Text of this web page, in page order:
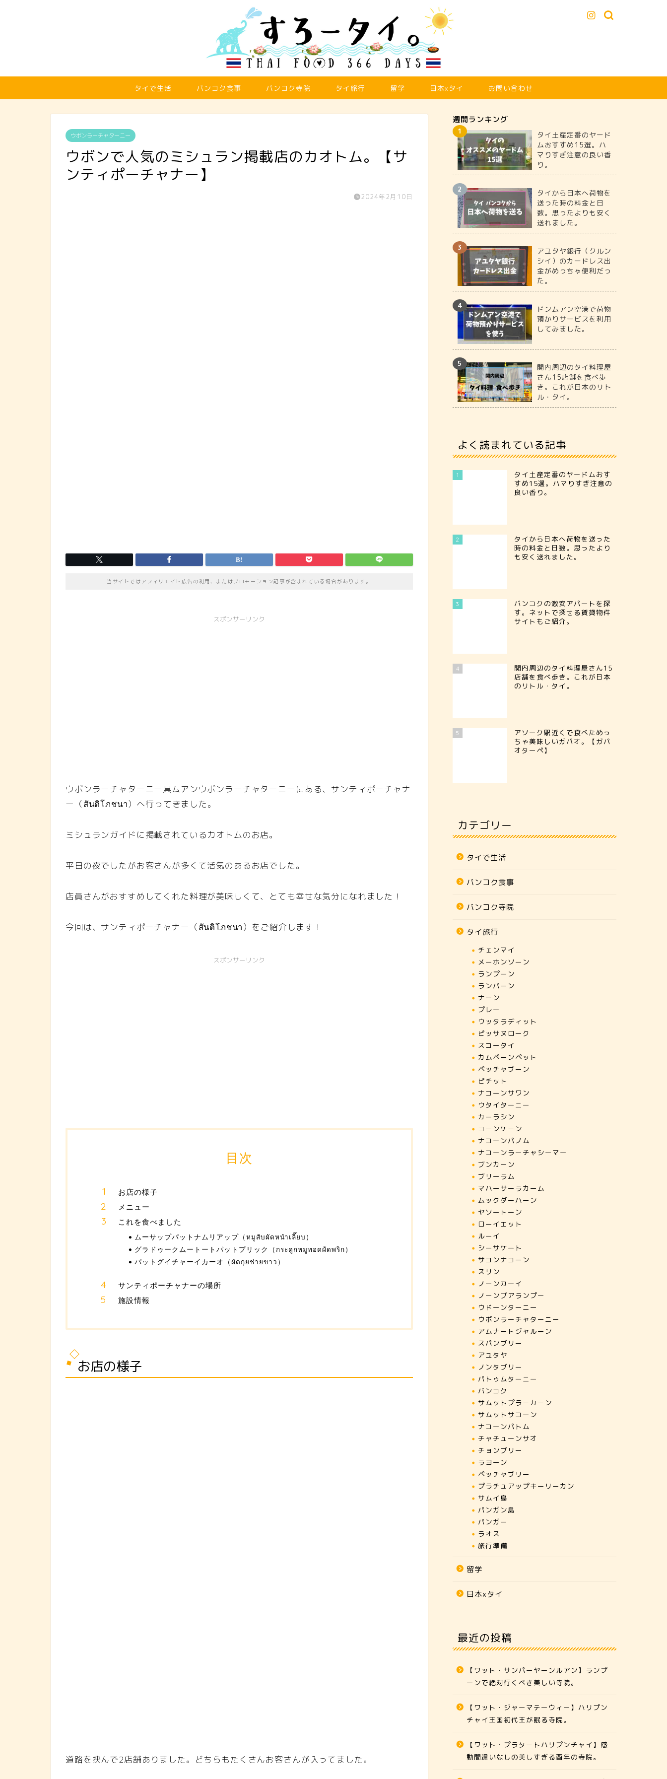
タイで生活 バンコク食事 バンコク寺院 タイ旅行 留学 日本xタイ お問い合わせ
ウボンラーチャターニー
ウボンで人気のミシュラン掲載店のカオトム。【サ
ンティポーチャナー】
2024年2月10日
当サイトではアフィリエイト広告の利用、またはプロモーション記事が含まれている場合があります。
スポンサーリンク
ウボンラーチャターニー県ムアンウボンラーチャターニーにある、サンティポーチャナ
ー（สันติโภชนา）へ行ってきました。
ミシュランガイドに掲載されているカオトムのお店。
平日の夜でしたがお客さんが多くて活気のあるお店でした。
店員さんがおすすめしてくれた料理が美味しくて、とても幸せな気分になれました！
今回は、サンティポーチャナー（สันติโภชนา）をご紹介します！
スポンサーリンク
目次
お店の様子
メニュー
これを食べました
ムーサップパットナムリアップ（หมูสับผัดหนำเลี๊ยบ）
グラドゥークムートートパットプリック（กระดูกหมูทอดผัดพริก）
パットグイチャーイカーオ（ผัดกุยช่ายขาว）
サンティポーチャナーの場所
施設情報
お店の様子
道路を挟んで2店舗ありました。どちらもたくさんお客さんが入ってました。
週間ランキング
タイ土産定番のヤード
ムおすすめ15選。ハ
マりすぎ注意の良い香
り。
タイから日本へ荷物を
送った時の料金と日
数。思ったよりも安く
送れました。
アユタヤ銀行（クルン
シイ）のカードレス出
金がめっちゃ便利だっ
た。
ドンムアン空港で荷物
預かりサービスを利用
してみました。
関内周辺のタイ料理屋
さん15店舗を食べ歩
き。これが日本のリト
ル・タイ。
よく読まれている記事
1
タイ土産定番のヤードムおす
すめ15選。ハマりすぎ注意の
良い香り。
2
タイから日本へ荷物を送った
時の料金と日数。思ったより
も安く送れました。
3
バンコクの激安アパートを探
す。ネットで探せる賃貸物件
サイトもご紹介。
4
関内周辺のタイ料理屋さん15
店舗を食べ歩き。これが日本
のリトル・タイ。
5
アソーク駅近くで食べためっ
ちゃ美味しいガパオ。【ガパ
オターペ】
カテゴリー
タイで生活
バンコク食事
バンコク寺院
タイ旅行
チェンマイ
メーホンソーン
ランプーン
ランパーン
ナーン
プレー
ウッタラディット
ピッサヌローク
スコータイ
カムペーンペット
ペッチャブーン
ピチット
ナコーンサワン
ウタイターニー
カーラシン
コーンケーン
ナコーンパノム
ナコーンラーチャシーマー
ブンカーン
ブリーラム
マハーサーラカーム
ムックダーハーン
ヤソートーン
ローイエット
ルーイ
シーサケート
サコンナコーン
スリン
ノーンカーイ
ノーンブアランプー
ウドーンターニー
ウボンラーチャターニー
アムナートジャルーン
スパンブリー
アユタヤ
ノンタブリー
パトゥムターニー
バンコク
サムットプラーカーン
サムットサコーン
ナコーンパトム
チャチューンサオ
チョンブリー
ラヨーン
ペッチャブリー
プラチュアップキーリーカン
サムイ島
パンガン島
パンガー
ラオス
旅行準備
留学
日本xタイ
最近の投稿
【ワット・サンパーヤーンルアン】ランプ
ーンで絶対行くべき美しい寺院。
【ワット・ジャーマテーウィー】ハリプン
チャイ王国初代王が眠る寺院。
【ワット・プラタートハリプンチャイ】感
動間違いなしの美しすぎる酉年の寺院。